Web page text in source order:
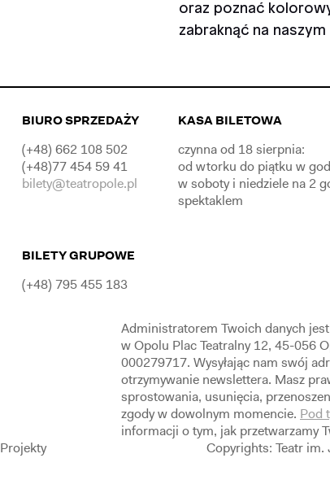
oraz poznać
zabraknąć na
BIURO SPRZEDAŻY
(+48) 662 108 502
(+48)77 454 59 41
bilety@teatropole.pl
BILETY GRUPOWE
(+48) 795 455 183
KASA BILETOWA
czynna od 18 sierpnia:
od wtorku do piątku w
w soboty i niedziele na 2
spektaklem
Administratorem Twoich danych
w Opolu Plac Teatralny 12, 45-056
000279717. Wysyłając nam swój
otrzymywanie newslettera. Masz
sprostowania, usunięcia,
zgody w dowolnym momencie. Pod
informacji o tym, jak przetwarzamy
Projekty
Copyrights: Teatr